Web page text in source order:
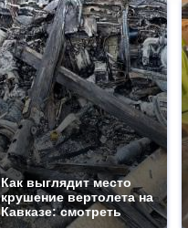
Как выглядит место
крушение вертолета на
Кавказе: смотреть